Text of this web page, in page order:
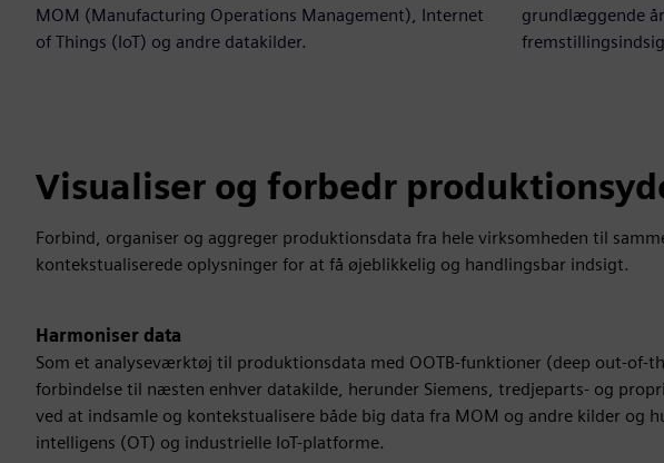
MOM (Manufacturing Operations Management), Internet
of Things (IoT) og andre datakilder.
grundlæggende
Visualiser og forbedr
Forbind, organiser og aggreger produktionsdata fra hele virksomheden til
kontekstualiserede oplysninger for at få øjeblikkelig og handlingsbar indsigt.
Harmoniser data
Som et analyseværktøj til produktionsdata med OOTB-funktioner (deep out-of-
forbindelse til næsten enhver datakilde, herunder Siemens, tredjeparts- og
ved at indsamle og kontekstualisere både big data fra MOM og andre kilder og
intelligens (OT) og industrielle IoT-platforme.